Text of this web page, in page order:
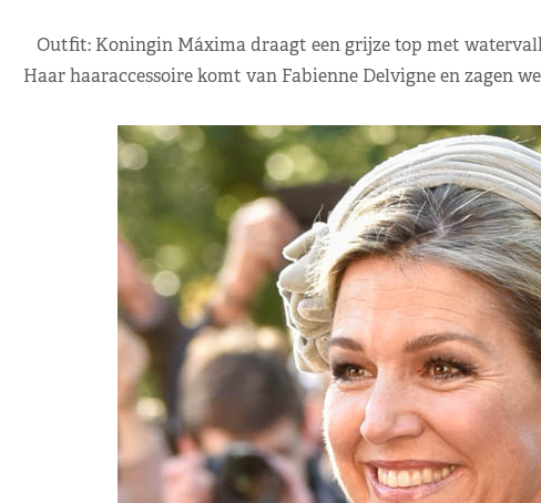
Outfit: Koningin Máxima draagt een grijze top met
Haar haaraccessoire komt van Fabienne Delvigne en zagen